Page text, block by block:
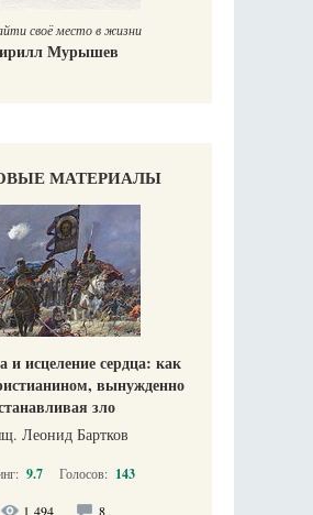
своё место в жизни
Мурышев
МАТЕРИАЛЫ
и исцеление сердца: как
вынужденно
зло
Леонид Бартков
9.7 Голосов: 143
1 494 8